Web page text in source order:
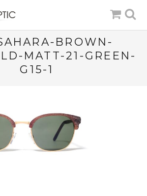
BROWN-
MATT-21-GREEN-
G15-1